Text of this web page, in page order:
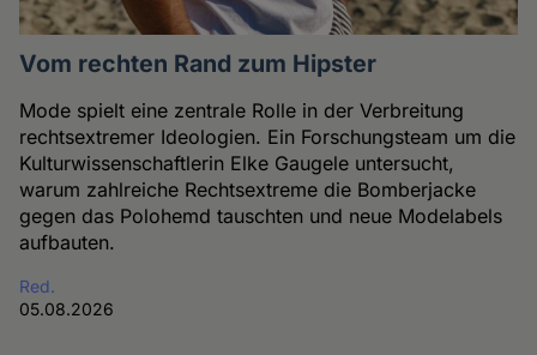
Vom rechten Rand zum Hipster
Mode spielt eine zentrale Rolle in der Verbreitung
rechtsextremer Ideologien. Ein Forschungsteam um die
Kulturwissenschaftlerin Elke Gaugele untersucht,
warum zahlreiche Rechtsextreme die Bomberjacke
gegen das Polohemd tauschten und neue Modelabels
aufbauten.
Red.
05.08.2026